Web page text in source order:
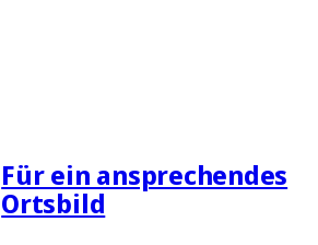
Für ein ansprechendes
Ortsbild